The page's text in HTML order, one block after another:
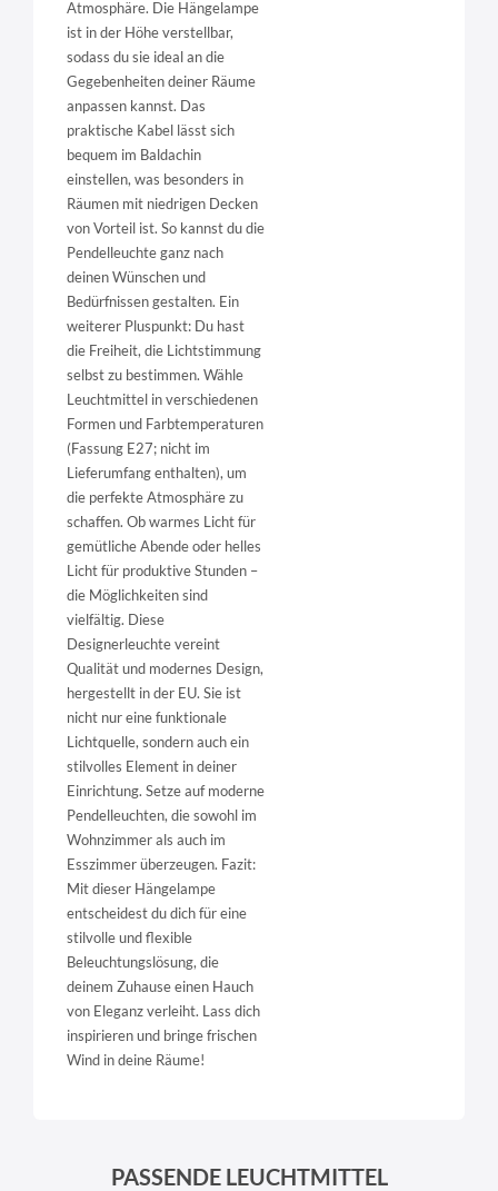
Atmosphäre. Die Hängelampe
ist in der Höhe verstellbar,
sodass du sie ideal an die
Gegebenheiten deiner Räume
anpassen kannst. Das
praktische Kabel lässt sich
bequem im Baldachin
einstellen, was besonders in
Räumen mit niedrigen Decken
von Vorteil ist. So kannst du die
Pendelleuchte ganz nach
deinen Wünschen und
Bedürfnissen gestalten. Ein
weiterer Pluspunkt: Du hast
die Freiheit, die Lichtstimmung
selbst zu bestimmen. Wähle
Leuchtmittel in verschiedenen
Formen und Farbtemperaturen
(Fassung E27; nicht im
Lieferumfang enthalten), um
die perfekte Atmosphäre zu
schaffen. Ob warmes Licht für
gemütliche Abende oder helles
Licht für produktive Stunden –
die Möglichkeiten sind
vielfältig. Diese
Designerleuchte vereint
Qualität und modernes Design,
hergestellt in der EU. Sie ist
nicht nur eine funktionale
Lichtquelle, sondern auch ein
stilvolles Element in deiner
Einrichtung. Setze auf moderne
Pendelleuchten, die sowohl im
Wohnzimmer als auch im
Esszimmer überzeugen. Fazit:
Mit dieser Hängelampe
entscheidest du dich für eine
stilvolle und flexible
Beleuchtungslösung, die
deinem Zuhause einen Hauch
von Eleganz verleiht. Lass dich
inspirieren und bringe frischen
Wind in deine Räume!
PASSENDE LEUCHTMITTEL